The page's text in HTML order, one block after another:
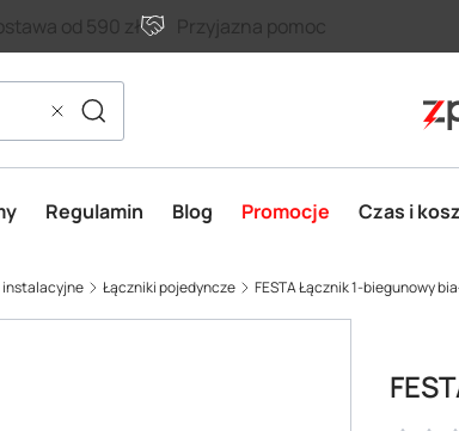
od 590 zł Przyjazna pomoc
WyczyśćSzukaj
Regulamin Blog Promocje Czas i
instalacyjne Łączniki pojedyncze FESTA Łącznik 1-biegunowy